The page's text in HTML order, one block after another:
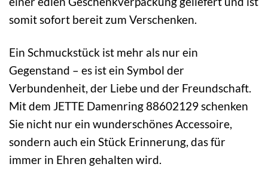
somit sofort bereit zum Verschenken.
Ein Schmuckstück ist mehr als nur ein
Gegenstand – es ist ein Symbol der
Verbundenheit, der Liebe und der Freundschaft.
Mit dem JETTE Damenring 88602129 schenken
Sie nicht nur ein wunderschönes Accessoire,
sondern auch ein Stück Erinnerung, das für
immer in Ehren gehalten wird.